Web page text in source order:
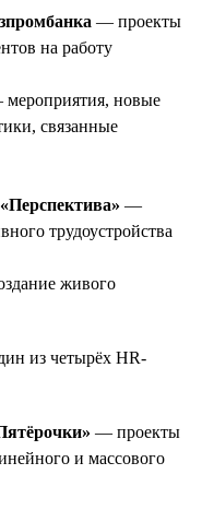
— проекты
на работу
новые
связанные
—
трудоустройства
живого
из четырёх HR-
— проекты
и массового